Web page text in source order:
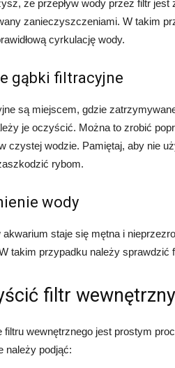
że przepływ wody przez filtr
zanieczyszczeniami. W takim
cyrkulację wody.
gąbki filtracyjne
są miejscem, gdzie
je oczyścić. Można to zrobić
czystej wodzie. Pamiętaj, aby nie
rybom.
wody
staje się mętna i
takim przypadku należy
filtr
filtru wewnętrznego jest prostym
należy podjąć: